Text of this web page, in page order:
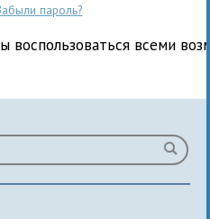
пароль?
воспользоваться всеми